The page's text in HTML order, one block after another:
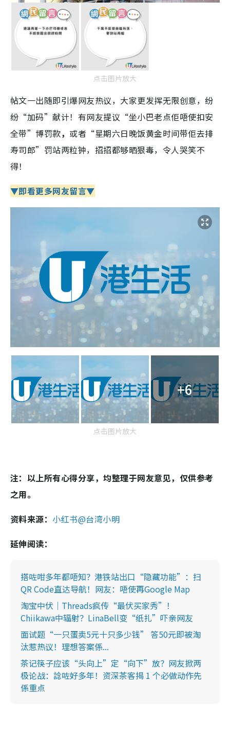
点击图片放大
帖文一出随即引爆网友热议，大家更发挥无限创意，纷
纷“加码”献计！有网友提议“坐小巴老点佢唔使扣安
全带”博罚款， 或者“星期六日晚饭黄金时间带佢去排
寿司郎”罚站两粒钟，招招都够晒狠毒，令人哭笑不
得！
▼即看更多网友留言▼
+6
点击图片放大
注：以上所有心得分享，均整理于网友意见，仅供参考
之用。
资料来源： 小红书@台湾小明
延伸阅读：
搭咗咁多年都唔知？港铁站出口“隐藏功能”：扫
QR Code直达导航！网友：唔使再Google Map
淘宝中伏｜Threads疯传“最伏买家秀”！
Chiikawa中辐射？LinaBell变“纸扎”吓亲网友
面试题“一只蛋卖5元十只多少钱” 答50元即被淘
汰惹热议！理想答案係...
茶记筷子应该“头向上”定“向下”放？网友掀两
极论战：諗咗好多年！资深茶客揭 1 个必做动作先
係重点